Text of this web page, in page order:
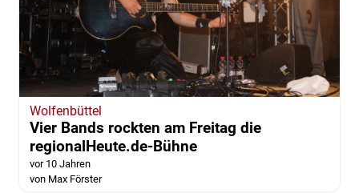
Wolfenbüttel
Vier Bands rockten am Freitag die
regionalHeute.de-Bühne
vor 10 Jahren
von Max Förster